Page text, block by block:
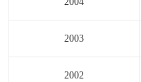
2003
2002